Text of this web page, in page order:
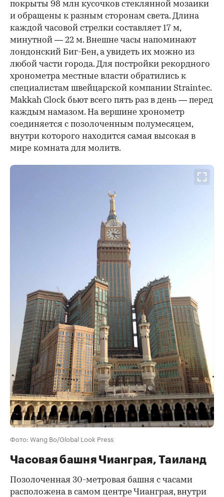
покрыты 98 млн кусочков стеклянной мозаики
и обращены к разным сторонам света. Длина
каждой часовой стрелки составляет 17 м,
минутной — 22 м. Внешне часы напоминают
лондонский Биг-Бен, а увидеть их можно из
любой части города. Для постройки рекордного
хронометра местные власти обратились к
специалистам швейцарской компании Straintec.
Makkah Clock бьют всего пять раз в день — перед
каждым намазом. На вершине хронометр
соединяется с позолоченным полумесяцем,
внутри которого находится самая высокая в
мире комната для молитв.
Фото: Wang Bo/Global Look Press
Часовая башня Чианграя, Таиланд
Позолоченная 30-метровая башня с часами
расположена в самом центре Чианграя, внутри